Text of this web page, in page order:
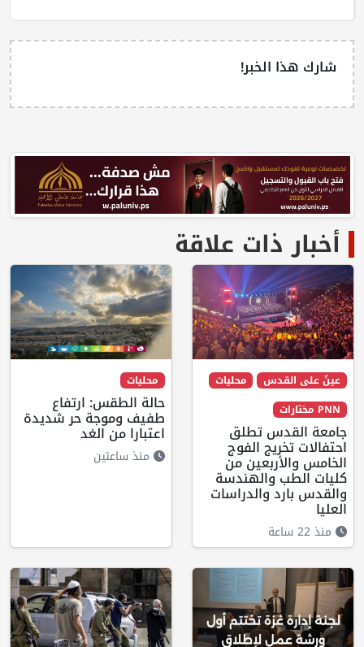
شارك هذا الخبر!
أخبار ذات علاقة
عينٌ على القدس
محليات
PNN مختارات
جامعة القدس تطلق
احتفالات تخريج الفوج
الخامس والأربعين من
كليات الطب والهندسة
والقدس بارد والدراسات
العليا
منذ 22 ساعة
محليات
حالة الطقس: ارتفاع
طفيف وموجة حر شديدة
اعتبارا من الغد
منذ ساعتين